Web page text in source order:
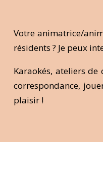
Votre animatrice/
résidents ? Je peux
Karaokés, ateliers
correspondance,
plaisir !